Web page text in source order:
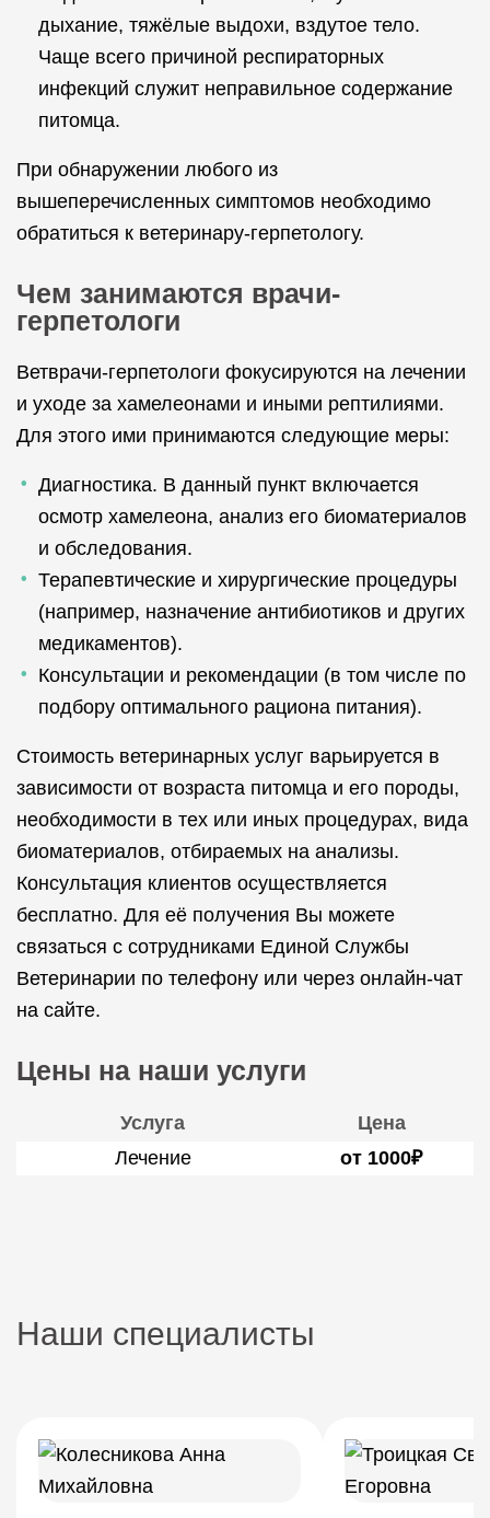
дыхание, тяжёлые выдохи, вздутое тело.
Чаще всего причиной респираторных
инфекций служит неправильное содержание
питомца.
При обнаружении любого из
вышеперечисленных симптомов необходимо
обратиться к ветеринару-герпетологу.
Чем занимаются врачи-
герпетологи
Ветврачи-герпетологи фокусируются на лечении
и уходе за хамелеонами и иными рептилиями.
Для этого ими принимаются следующие меры:
Диагностика. В данный пункт включается
осмотр хамелеона, анализ его биоматериалов
и обследования.
Терапевтические и хирургические процедуры
(например, назначение антибиотиков и других
медикаментов).
Консультации и рекомендации (в том числе по
подбору оптимального рациона питания).
Стоимость ветеринарных услуг варьируется в
зависимости от возраста питомца и его породы,
необходимости в тех или иных процедурах, вида
биоматериалов, отбираемых на анализы.
Консультация клиентов осуществляется
бесплатно. Для её получения Вы можете
связаться с сотрудниками Единой Службы
Ветеринарии по телефону или через онлайн-чат
на сайте.
Цены на наши услуги
Услуга
Цена
Лечение
от 1000₽
Наши специалисты